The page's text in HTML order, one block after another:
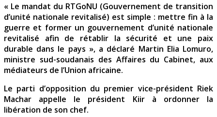
« Le mandat du RTGoNU (Gouvernement de transition
d’unité nationale revitalisé) est simple : mettre fin à la
guerre et former un gouvernement d’unité nationale
revitalisé afin de rétablir la sécurité et une paix
durable dans le pays », a déclaré Martin Elia Lomuro,
ministre sud-soudanais des Affaires du Cabinet, aux
médiateurs de l’Union africaine.
Le parti d’opposition du premier vice-président Riek
Machar appelle le président Kiir à ordonner la
libération de son chef.